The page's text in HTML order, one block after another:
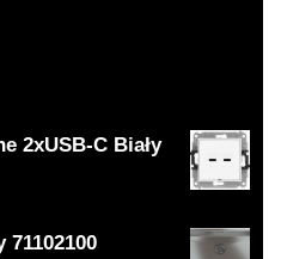
2xUSB-C Biały